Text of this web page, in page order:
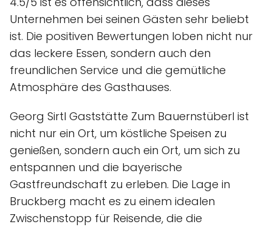
Unternehmen bei seinen Gästen sehr beliebt
ist. Die positiven Bewertungen loben nicht nur
das leckere Essen, sondern auch den
freundlichen Service und die gemütliche
Atmosphäre des Gasthauses.
Georg Sirtl Gaststätte Zum Bauernstüberl ist
nicht nur ein Ort, um köstliche Speisen zu
genießen, sondern auch ein Ort, um sich zu
entspannen und die bayerische
Gastfreundschaft zu erleben. Die Lage in
Bruckberg macht es zu einem idealen
Zwischenstopp für Reisende, die die